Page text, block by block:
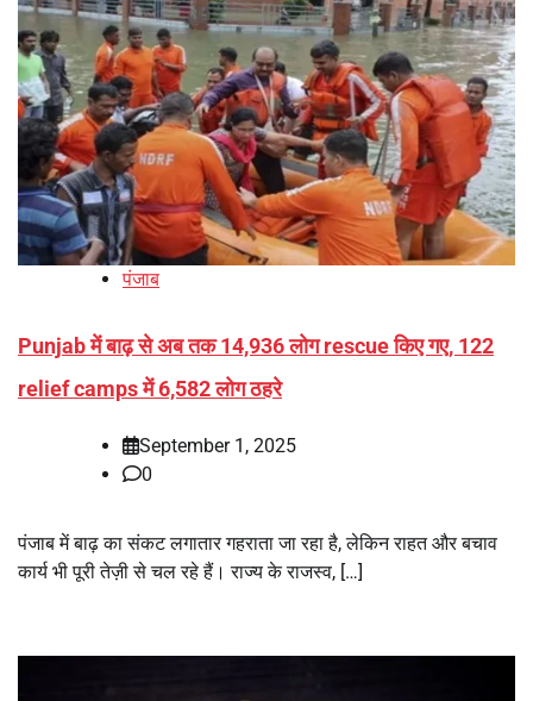
पंजाब
Punjab में बाढ़ से अब तक 14,936 लोग rescue किए गए, 122
relief camps में 6,582 लोग ठहरे
September 1, 2025
0
पंजाब में बाढ़ का संकट लगातार गहराता जा रहा है, लेकिन राहत और बचाव
कार्य भी पूरी तेज़ी से चल रहे हैं। राज्य के राजस्व, […]